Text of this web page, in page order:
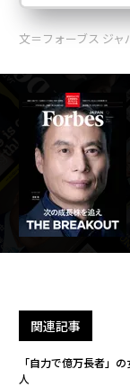
文＝フォーブス ジャ
関連記事
「自力で億万長者」
人